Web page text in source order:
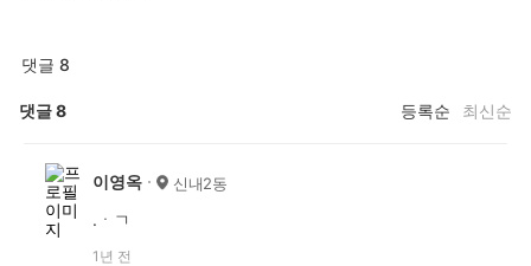
댓글 8
댓글8 등록순 최신순
이영옥 신내2동
.ㆍㄱ
1년 전